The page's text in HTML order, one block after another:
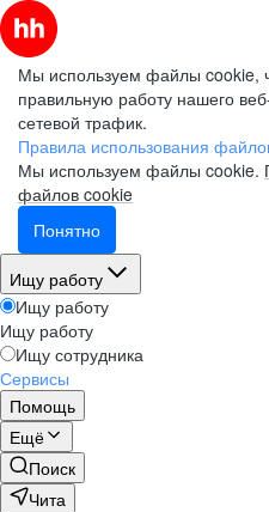
Мы используем файлы cookie,
правильную работу нашего
сетевой трафик.
Правила использования
Мы используем файлы cookie.
файлов cookie
Понятно
Ищу работу
Ищу работу
Ищу работу
Ищу сотрудника
Сервисы
Помощь
Ещё
Поиск
Чита